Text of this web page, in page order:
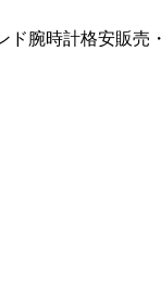
腕時計格安販売